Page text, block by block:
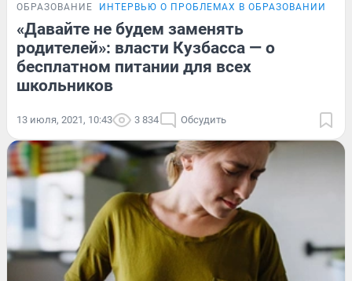
ОБРАЗОВАНИЕ ИНТЕРВЬЮ О ПРОБЛЕМАХ В ОБРАЗОВАНИИ
«Давайте не будем заменять
родителей»: власти Кузбасса — о
бесплатном питании для всех
школьников
13 июля, 2021, 10:43 3 834 Обсудить